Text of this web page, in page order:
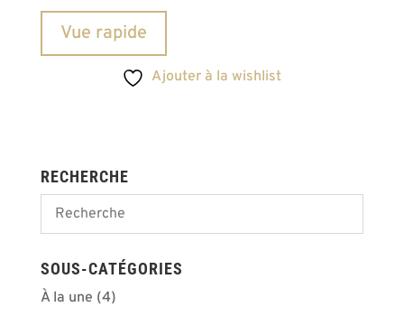
Vue rapide
Ajouter à la wishlist
RECHERCHE
SOUS-CATÉGORIES
À la une (4)